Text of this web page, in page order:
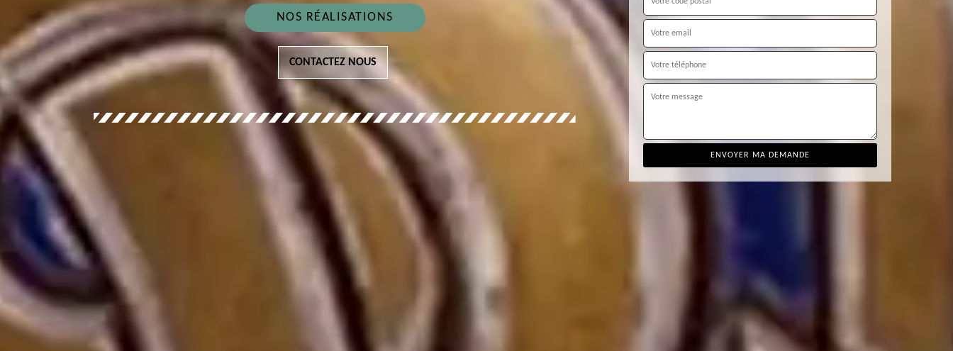
NOS RÉALISATIONS
CONTACTEZ NOUS